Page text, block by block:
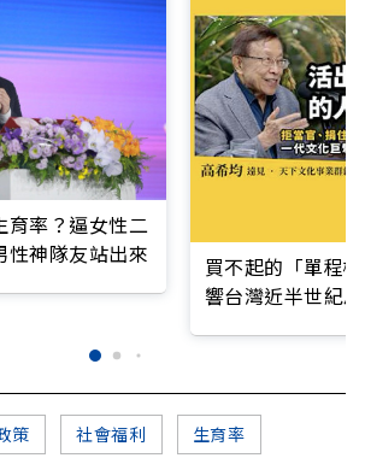
育率？逼女性二
性神隊友站出來
買不起的「單程
響台灣近半世紀
策 社會福利 生育率